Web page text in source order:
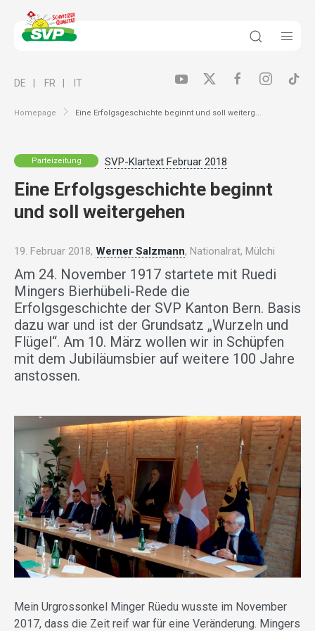
Homepage Eine Erfolgsgeschichte beginnt und soll weiterg...
DE FR IT
Parteizeitung SVP-Klartext Februar 2018
Eine Erfolgsgeschichte beginnt
und soll weitergehen
19. Februar 2018, Werner Salzmann, Nationalrat, Mülchi
Am 24. November 1917 startete mit Ruedi
Mingers Bierhübeli-Rede die
Erfolgsgeschichte der SVP Kanton Bern. Basis
dazu war und ist der Grundsatz „Wurzeln und
Flügel“. Am 10. März wollen wir in Schüpfen
mit dem Jubiläumsbier auf weitere 100 Jahre
anstossen.
Mein Urgrossonkel Minger Rüedu wusste im November
2017, dass die Zeit reif war für eine Veränderung. Mingers